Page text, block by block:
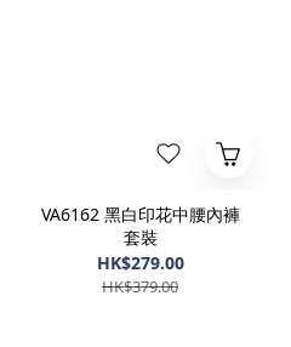
VA6162 黑白印花中腰內褲
套裝
HK$279.00
HK$379.00